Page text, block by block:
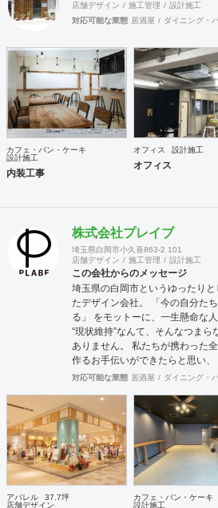
店舗デザイン 施工管理
設計施工
対応可能な業態 居酒屋 ダイニング・
カフェ・パン・ケーキ
設計施工
内装工事
オフィス 設計施工
オフィス
株式会社プレイブ
埼玉県白岡市小久喜863-2 101
店舗デザイン
施工管理 設計施工
この会社からのメッセージ
埼玉県の白岡市というゆったり
たデザイン会社。 「今の自分た
る」 をモットーに、一生懸命な
“現状維持”なんて、そんなつま
ありません。 私たちが携わった
作るお手伝いができたらと思い
いためにもPLABE-プレイブ-と
制作などデザインできるもの全て
対応可能な業態 居酒屋 ダイニング・
アパレル
37.7坪
店舗デザイン
カフェ・パン・ケーキ
設計施工